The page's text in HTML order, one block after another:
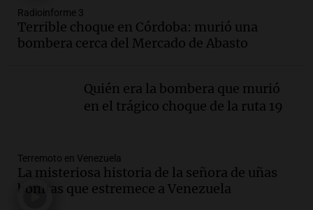
Audio. Desalojos: propietarios del
interior, no se aten los rulos | Por
Adrián Simioni
Tras atrincherarse, la intendenta
interina de Villa Santa Cruz del Lago
Episodios
Audio.La justicia investiga una estafa
millonaria a través de una financiera en
Radioinforme 3
Terrible choque en Córdoba: murió una
bombera cerca del Mercado de Abasto
Quién era la bombera que murió
en el trágico choque de la ruta 19
Terremoto en Venezuela
La misteriosa historia de la señora de uñas
bonitas que estremece a Venezuela